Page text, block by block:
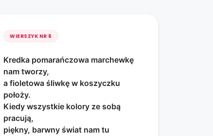
WIERSZYK NR 6
Kredka pomarańczowa marchewkę
nam tworzy,
a fioletowa śliwkę w koszyczku
położy.
Kiedy wszystkie kolory ze sobą
pracują,
piękny, barwny świat nam tu